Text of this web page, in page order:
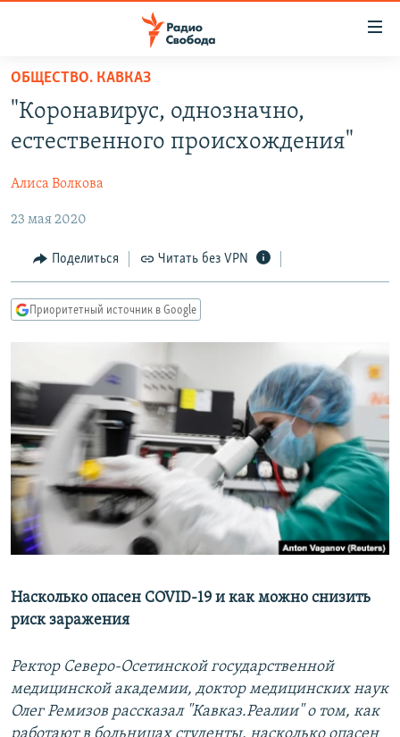
упрощенного
доступа
основному
Вернутся
главной
навигации
Вернутся
ПРОГРАММЫ
ПОДКАСТЫ
ЦИТАТЫ СВОБОДЫ
МНЕНИЯ
КУЛЬТУРА
IDEL.РЕАЛИИ
КАВКАЗ.РЕАЛИИ
СИБИРЬ.РЕАЛИИ
РАСПИСАНИЕ ВЕЩАНИЯ
ПОДПИШИТЕСЬ НА РАССЫЛКУ
СОЦИАЛЬНЫЕ СЕТИ
Все сайты РСЕ/РС
ОБЩЕСТВО. КАВКАЗ
"Коронавирус, однозначно,
естественного происхождения"
Алиса Волкова
23 мая 2020
Поделиться Читать без VPN
Приоритетный источник в Google
Насколько опасен COVID-19 и как можно снизить
риск заражения
Ректор Северо-Осетинской государственной
медицинской академии, доктор медицинских наук
Олег Ремизов рассказал "Кавказ.Реалии" о том, как